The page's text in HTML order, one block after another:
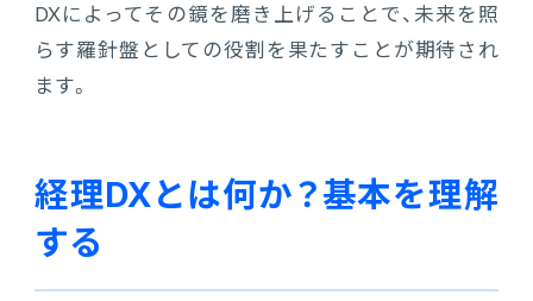
DXによってその鏡を磨き上げることで、未来を照
らす羅針盤としての役割を果たすことが期待され
ます。
経理DXとは何か？基本を理解
する